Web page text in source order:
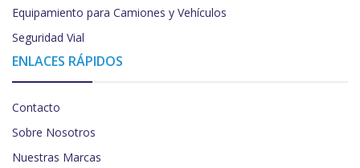
Equipamiento para Camiones y Vehículos
Seguridad Vial
ENLACES RÁPIDOS
Contacto
Sobre Nosotros
Nuestras Marcas